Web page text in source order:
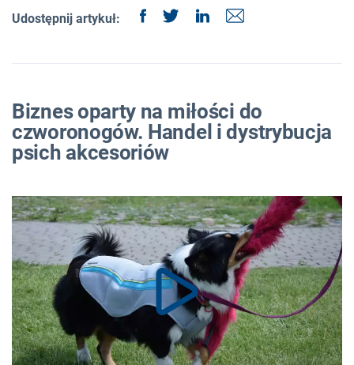
Udostępnij artykuł:
Biznes oparty na miłości do
czworonogów. Handel i dystrybucja
psich akcesoriów